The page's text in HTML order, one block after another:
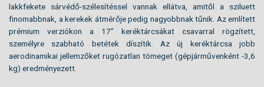
lakkfekete sárvédő-szélesítéssel vannak ellátva, amitől a sziluett
finomabbnak, a kerekek átmérője pedig nagyobbnak tűnik. Az említett
prémium verziókon a 17” keréktárcsákat csavarral rögzített,
személyre szabható betétek díszítik. Az új keréktárcsa jobb
aerodinamikai jellemzőket rugózatlan tömeget (gépjárművenként -3,6
kg) eredményezett.